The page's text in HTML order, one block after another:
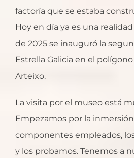
factoría que se estaba
Hoy en día ya es una
de 2025 se inauguró la
Estrella Galicia en el
Arteixo.
La visita por el museo está
Empezamos por la
componentes empleados,
y los probamos. Tenemos a